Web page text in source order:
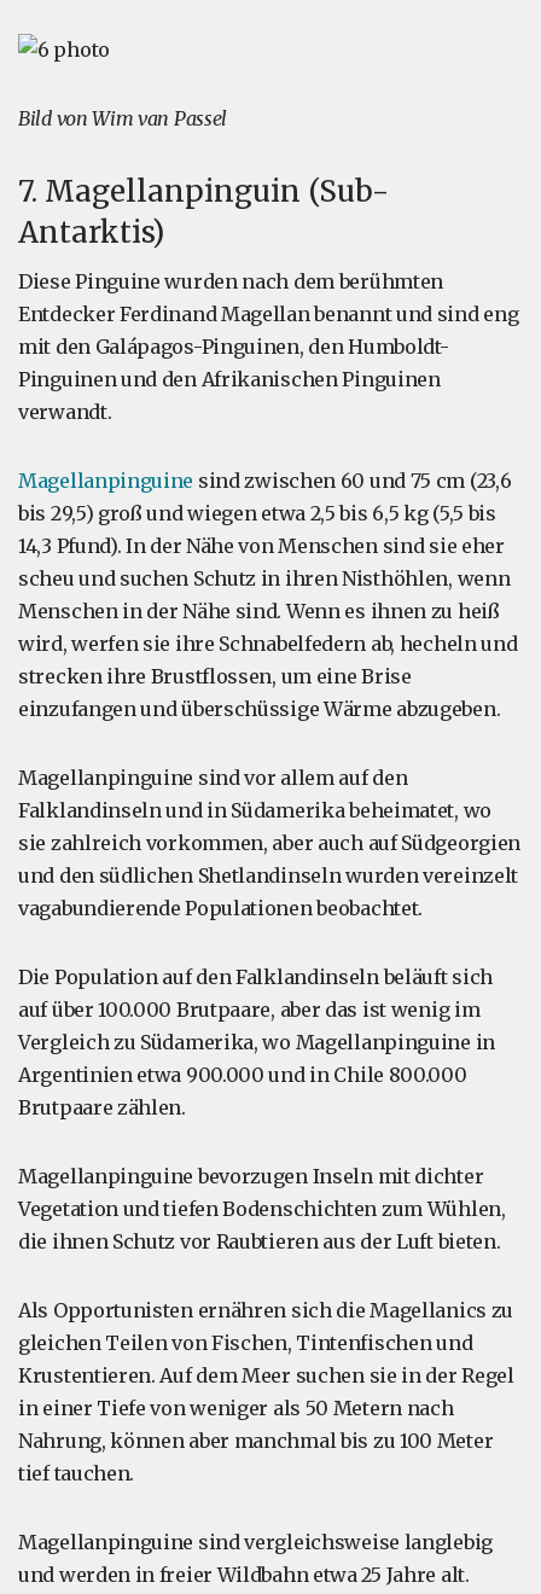
Bild von Wim van Passel
7. Magellanpinguin (Sub-
Antarktis)
Diese Pinguine wurden nach dem berühmten
Entdecker Ferdinand Magellan benannt und sind eng
mit den Galápagos-Pinguinen, den Humboldt-
Pinguinen und den Afrikanischen Pinguinen
verwandt.
Magellanpinguine sind zwischen 60 und 75 cm (23,6
bis 29,5) groß und wiegen etwa 2,5 bis 6,5 kg (5,5 bis
14,3 Pfund). In der Nähe von Menschen sind sie eher
scheu und suchen Schutz in ihren Nisthöhlen, wenn
Menschen in der Nähe sind. Wenn es ihnen zu heiß
wird, werfen sie ihre Schnabelfedern ab, hecheln und
strecken ihre Brustflossen, um eine Brise
einzufangen und überschüssige Wärme abzugeben.
Magellanpinguine sind vor allem auf den
Falklandinseln und in Südamerika beheimatet, wo
sie zahlreich vorkommen, aber auch auf Südgeorgien
und den südlichen Shetlandinseln wurden vereinzelt
vagabundierende Populationen beobachtet.
Die Population auf den Falklandinseln beläuft sich
auf über 100.000 Brutpaare, aber das ist wenig im
Vergleich zu Südamerika, wo Magellanpinguine in
Argentinien etwa 900.000 und in Chile 800.000
Brutpaare zählen.
Magellanpinguine bevorzugen Inseln mit dichter
Vegetation und tiefen Bodenschichten zum Wühlen,
die ihnen Schutz vor Raubtieren aus der Luft bieten.
Als Opportunisten ernähren sich die Magellanics zu
gleichen Teilen von Fischen, Tintenfischen und
Krustentieren. Auf dem Meer suchen sie in der Regel
in einer Tiefe von weniger als 50 Metern nach
Nahrung, können aber manchmal bis zu 100 Meter
tief tauchen.
Magellanpinguine sind vergleichsweise langlebig
und werden in freier Wildbahn etwa 25 Jahre alt.